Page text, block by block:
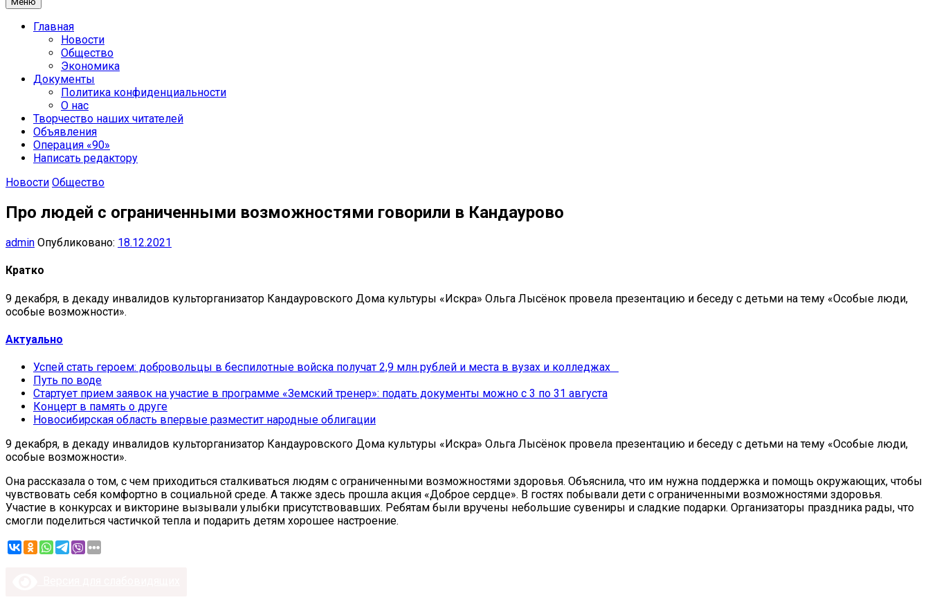
Главная
Новости
Общество
Экономика
Документы
Политика конфиденциальности
О нас
Творчество наших читателей
Объявления
Операция «90»
Написать редактору
Новости Общество
Про людей с ограниченными возможностями говорили в Кандаурово
admin Опубликовано: 18.12.2021
Кратко
9 декабря, в декаду инвалидов культорганизатор Кандауровского Дома культуры «Искра» Ольга Лысёнок провела презентацию и беседу с детьми на тему «Особые люди,
особые возможности».
Актуально
Успей стать героем: добровольцы в беспилотные войска получат 2,9 млн рублей и места в вузах и колледжах
Путь по воде
Стартует прием заявок на участие в программе «Земский тренер»: подать документы можно с 3 по 31 августа
Концерт в память о друге
Новосибирская область впервые разместит народные облигации
9 декабря, в декаду инвалидов культорганизатор Кандауровского Дома культуры «Искра» Ольга Лысёнок провела презентацию и беседу с детьми на тему «Особые люди,
особые возможности».
Она рассказала о том, с чем приходиться сталкиваться людям с ограниченными возможностями здоровья. Объяснила, что им нужна поддержка и помощь окружающих, чтобы
чувствовать себя комфортно в социальной среде. А также здесь прошла акция «Доброе сердце». В гостях побывали дети с ограниченными возможностями здоровья.
Участие в конкурсах и викторине вызывали улыбки присутствовавших. Ребятам были вручены небольшие сувениры и сладкие подарки. Организаторы праздника рады, что
смогли поделиться частичкой тепла и подарить детям хорошее настроение.